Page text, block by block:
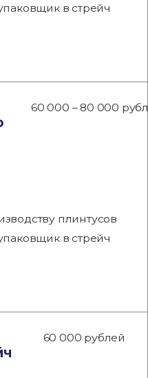
в стрейч
60 000 – 80 000
плинтусов
в стрейч
60 000 рублей